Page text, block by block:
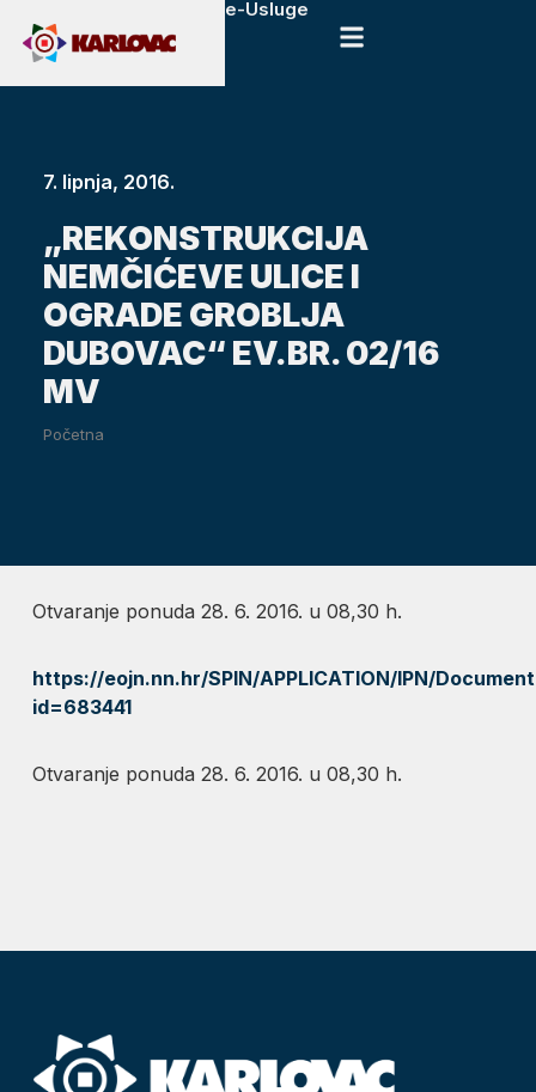
e-Usluge
7. lipnja, 2016.
„REKONSTRUKCIJA
NEMČIĆEVE ULICE I
OGRADE GROBLJA
DUBOVAC“ EV.BR. 02/16
MV
Početna
Otvaranje ponuda 28. 6. 2016. u 08,30 h.
https://eojn.nn.hr/SPIN/APPLICATION/IPN/
id=683441
Otvaranje ponuda 28. 6. 2016. u 08,30 h.